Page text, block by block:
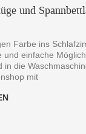
und
Farbe ins
und einfache
in die
mit